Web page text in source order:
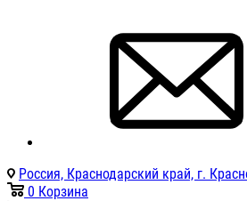
Россия, Краснодарский край, г.
0 Корзина